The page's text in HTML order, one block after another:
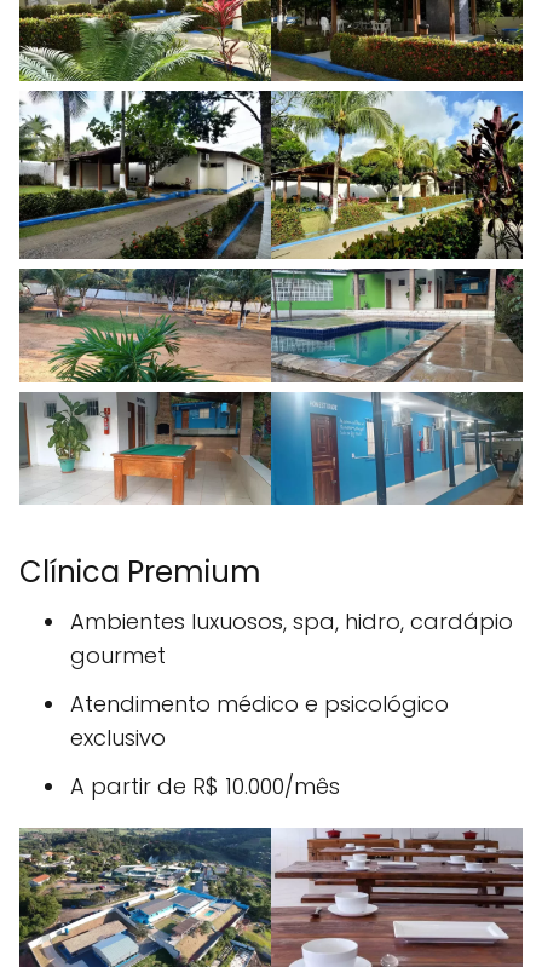
Clínica Premium
Ambientes luxuosos, spa, hidro, cardápio
gourmet
Atendimento médico e psicológico
exclusivo
A partir de R$ 10.000/mês